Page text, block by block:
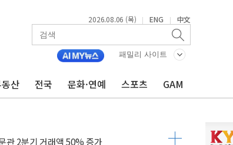
2026.08.06 (목) | ENG | 中文
패밀리 사이트
산 전국 문화·연예 스포츠 GAM
코스피, 1%대 하락 출발…삼전닉스 약세
내부결함 검사
관 2분기 거래액 50% 증가